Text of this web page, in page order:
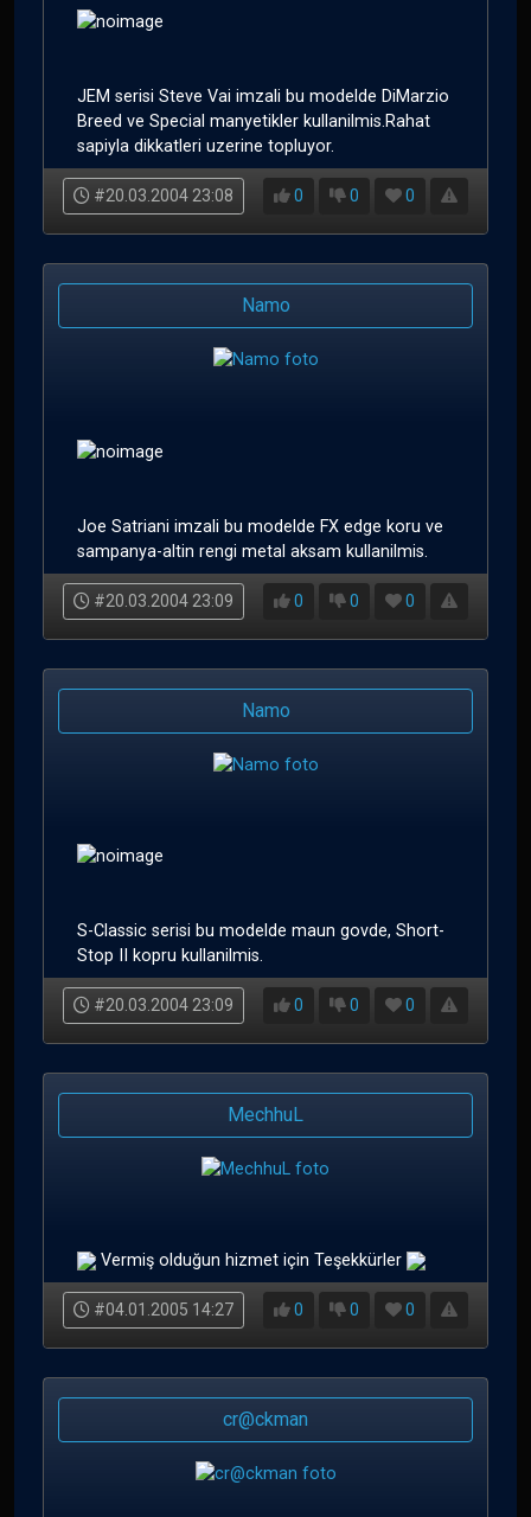
JEM serisi Steve Vai imzali bu modelde DiMarzio
Breed ve Special manyetikler kullanilmis.Rahat
sapiyla dikkatleri uzerine topluyor.
#20.03.2004 23:08 0 0 0
Namo
Joe Satriani imzali bu modelde FX edge koru ve
sampanya-altin rengi metal aksam kullanilmis.
#20.03.2004 23:09 0 0 0
Namo
S-Classic serisi bu modelde maun govde, Short-
Stop II kopru kullanilmis.
#20.03.2004 23:09 0 0 0
MechhuL
Vermiş olduğun hizmet için Teşekkürler
#04.01.2005 14:27 0 0 0
cr@ckman